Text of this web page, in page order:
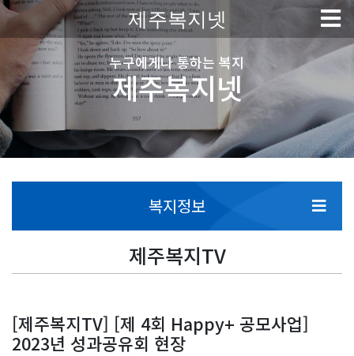
제주복지넷
누구에게나 통하는 복지
제주복지넷
복지정보
제주복지TV
[제주복지TV] [제 4회 Happy+ 공모사업]
2023년 성과공유회 현장